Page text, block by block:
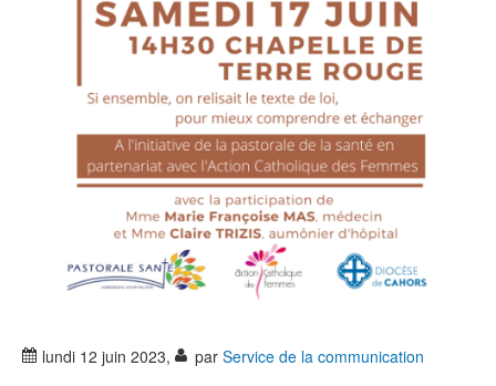
lundi 12 juin 2023, par Service de la communication